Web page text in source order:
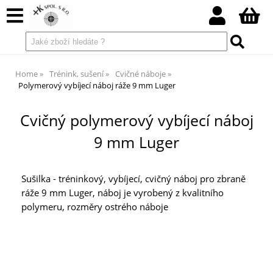
Home Trénink, sušení
Cvičné náboje
Polymerový vybíjecí náboj ráže 9 mm Luger
Cvičný polymerový vybíjecí náboj
9 mm Luger
Sušilka - tréninkový, vybíjecí, cvičný náboj pro zbraně
ráže 9 mm Luger, náboj je vyrobený z kvalitního
polymeru, rozměry ostrého náboje